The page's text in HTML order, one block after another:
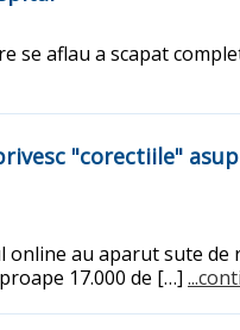
se aflau a scapat
"corectiile"
au aparut sute de
17.000 de […]